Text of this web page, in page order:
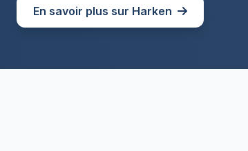
En savoir plus sur Harken